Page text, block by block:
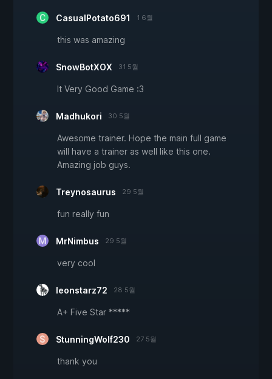
CasualPotato691 1 6월
this was amazing
SnowBotXOX 31 5월
It Very Good Game :3
Madhukori 30 5월
Awesome trainer. Hope the main full game
will have a trainer as well like this one.
Amazing job guys.
Treynosaurus 29 5월
fun really fun
MrNimbus 29 5월
very cool
leonstarz72 28 5월
A+ Five Star *****
StunningWolf230 27 5월
thank you